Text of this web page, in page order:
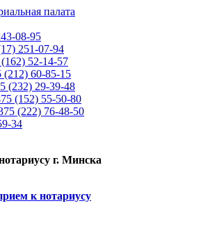
08-95
251-07-94
52-14-57
(212) 60-85-15
(232) 29-39-48
(152) 55-50-80
(222) 76-48-50
34
г. Минска
к нотариусу